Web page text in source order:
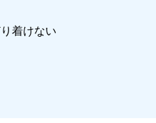
着けない